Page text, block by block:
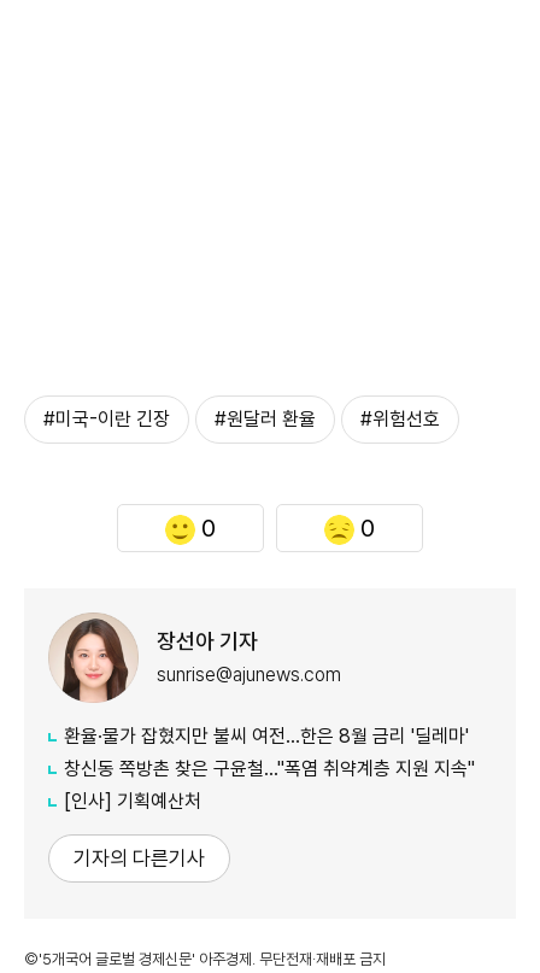
#미국-이란 긴장 #원달러 환율 #위험선호
0 0
장선아 기자
sunrise@ajunews.com
환율·물가 잡혔지만 불씨 여전...한은 8월 금리 '딜레마'
창신동 쪽방촌 찾은 구윤철…"폭염 취약계층 지원 지속"
[인사] 기획예산처
기자의 다른기사
©'5개국어 글로벌 경제신문' 아주경제. 무단전재·재배포 금지